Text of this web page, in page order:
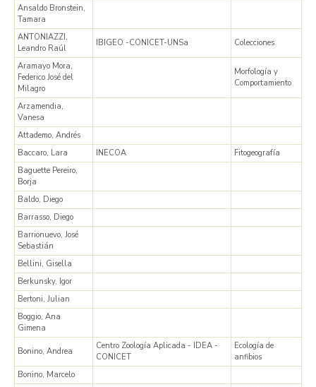
Ansaldo Bronstein,
Tamara
ANTONIAZZI,
Leandro Raúl
IBIGEO -CONICET-UNSa Colecciones
Aramayo Mora,
Federico José del
Milagro
Morfología y
Comportamiento
Arzamendia,
Vanesa
Attademo, Andrés
Baccaro, Lara
INECOA
Fitogeografía
Baguette Pereiro,
Borja
Baldo, Diego
Barrasso, Diego
Barrionuevo, José
Sebastián
Bellini, Gisella
Berkunsky, Igor
Bertoni, Julian
Boggio, Ana
Gimena
Bonino, Andrea
Centro Zoología Aplicada - IDEA -
CONICET
Ecología de
anfibios
Bonino, Marcelo